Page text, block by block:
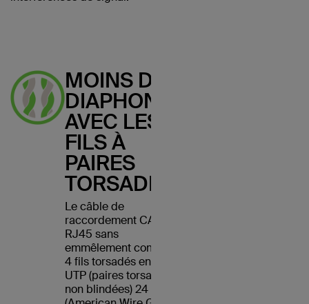
MOINS DE
DIAPHONIE
AVEC LES
FILS À
PAIRES
TORSADÉES
Le câble de
raccordement CAT5e
RJ45 sans
emmêlement comporte
4 fils torsadés en cuivre
UTP (paires torsadées
non blindées) 24 AWG